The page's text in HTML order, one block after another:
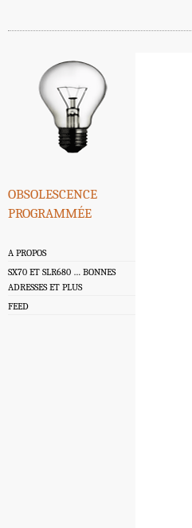
obsolescence
programmée
A PROPOS
SX70 ET SLR680 … BONNES
ADRESSES ET PLUS
FEED